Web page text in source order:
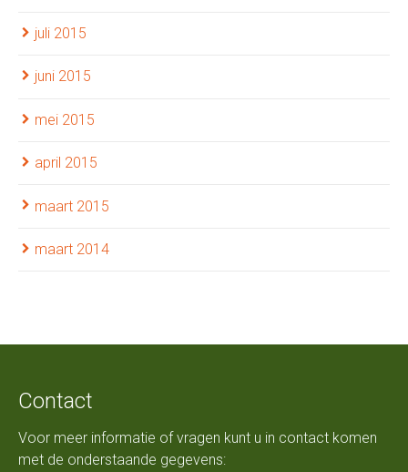
juli 2015
juni 2015
mei 2015
april 2015
maart 2015
maart 2014
Contact
Voor meer informatie of vragen kunt u in contact komen
met de onderstaande gegevens: